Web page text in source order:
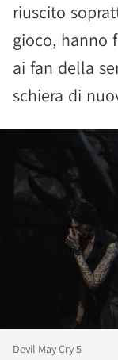
riuscito
gioco, hanno
ai fan della
schiera di
Devil May Cry 5